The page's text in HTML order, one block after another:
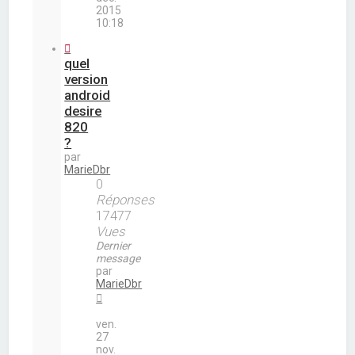
2015
10:18
quel
version
android
desire
820
?
par
MarieDbr
0
Réponses
17477
Vues
Dernier
message
par
MarieDbr
ven.
27
nov.